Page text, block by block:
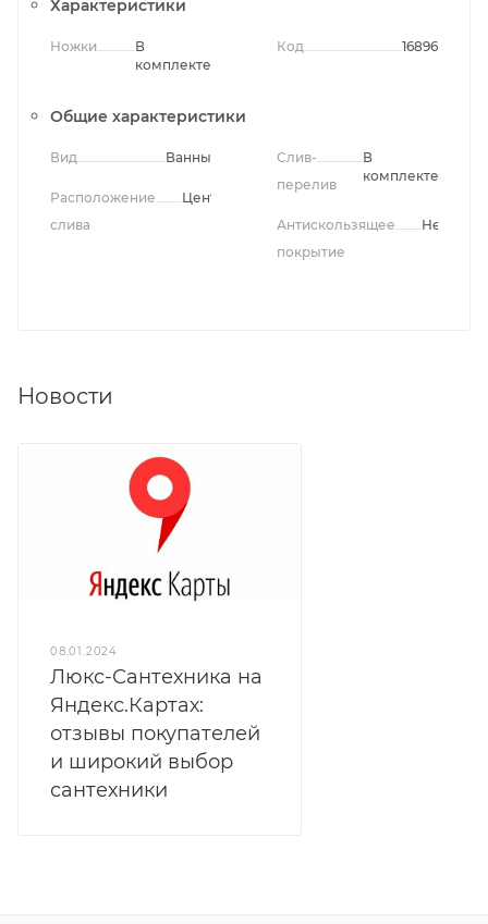
Характеристики
Ножки
В
комплекте
Код 16896
Общие характеристики
Вид Ванны
Расположение
слива
Центральное
Слив-
перелив
В
комплекте
Антискользящее
покрытие
Нет
Новости
08.01.2024
Люкс-Сантехника на
Яндекс.Картах:
отзывы покупателей
и широкий выбор
сантехники